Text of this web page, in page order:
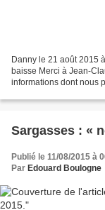
Danny le 21 août 2015
baisse Merci à Jean-
informations dont nous
Sargasses : «
Publié le 11/08/2015 à
Par Edouard Boulogne